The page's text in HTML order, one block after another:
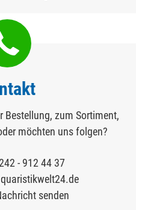
Bestellung, zum Sortiment,
möchten uns folgen?
- 912 44 37
senden